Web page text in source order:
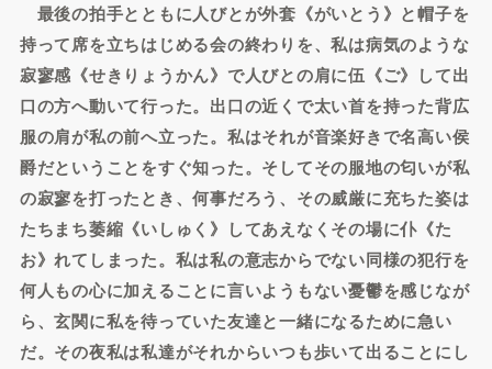
最後の拍手とともに人びとが外套《がいとう》と帽子を
持って席を立ちはじめる会の終わりを、私は病気のような
寂寥感《せきりょうかん》で人びとの肩に伍《ご》して出
口の方へ動いて行った。出口の近くで太い首を持った背広
服の肩が私の前へ立った。私はそれが音楽好きで名高い侯
爵だということをすぐ知った。そしてその服地の匂いが私
の寂寥を打ったとき、何事だろう、その威厳に充ちた姿は
たちまち萎縮《いしゅく》してあえなくその場に仆《た
お》れてしまった。私は私の意志からでない同様の犯行を
何人もの心に加えることに言いようもない憂鬱を感じなが
ら、玄関に私を待っていた友達と一緒になるために急い
だ。その夜私は私達がそれからいつも歩いて出ることにし